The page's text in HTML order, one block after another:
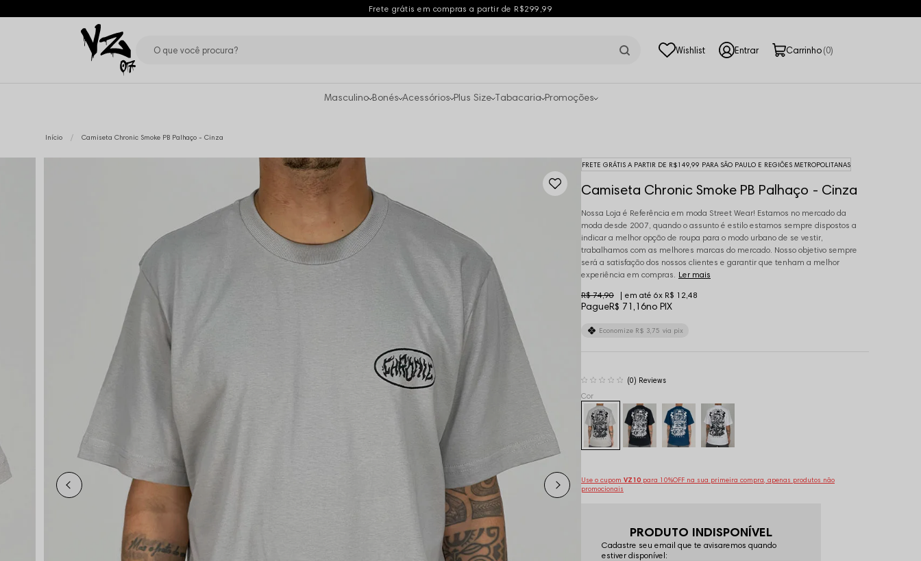
Frete grátis em compras a partir de R$299,99
0
Masculino Bonés Acessórios Plus Size Tabacaria Promoções
Início Camiseta Chronic Smoke PB Palhaço - Cinza
FRETE GRÁTIS A PARTIR DE R$149,99 PARA SÃO PAULO E REGIÕES METROPOLITANAS
Camiseta Chronic Smoke PB Palhaço - Cinza
Nossa Loja é Referência em moda Street Wear! Estamos no mercado da
moda desde 2007, quando o assunto é estilo estamos sempre dispostos a
indicar a melhor opção de roupa para o modo urbano de se vestir,
trabalhamos com as melhores marcas do mercado. Nosso objetivo sempre
será a satisfação dos nossos clientes e garantir que tenham a melhor
experiência em compras. Ler mais
PagueR$ 71,16no PIX
R$ 74,90 6x R$ 12,48
Economize R$ 3,75 via pix
(0)
Use o cupom VZ10 para 10%OFF na sua primeira compra, apenas produtos não
promocionais
PRODUTO INDISPONÍVEL
Cadastre seu email que te avisaremos quando
estiver disponível: